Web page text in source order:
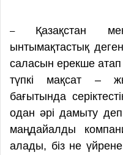
– Қазақстан
ынтымақтастық
саласын ерекше
түпкі мақсат –
бағытында
одан әрі дамыту
маңдайалды
алады, біз не